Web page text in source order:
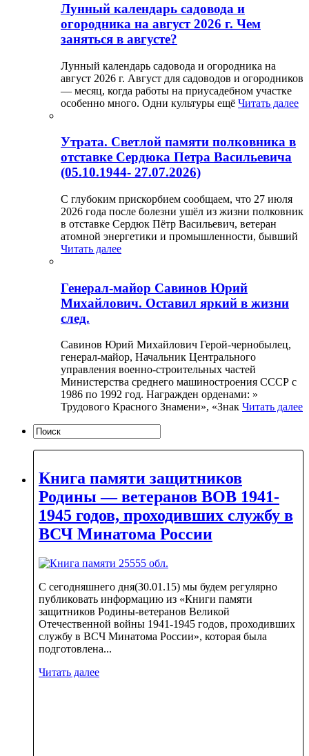
Лунный календарь садовода и
огородника на август 2026 г. Чем
заняться в августе?
Лунный календарь садовода и огородника на
август 2026 г. Август для садоводов и огородников
— месяц, когда работы на приусадебном участке
особенно много. Одни культуры ещё Читать далее
Утрата. Светлой памяти полковника в
отставке Сердюка Петра Васильевича
(05.10.1944- 27.07.2026)
С глубоким прискорбием сообщаем, что 27 июля
2026 года после болезни ушёл из жизни полковник
в отставке Сердюк Пётр Васильевич, ветеран
атомной энергетики и промышленности, бывший
Читать далее
Генерал-майор Савинов Юрий
Михайлович. Оставил яркий в жизни
след.
Савинов Юрий Михайлович Герой-чернобылец,
генерал-майор, Начальник Центрального
управления военно-строительных частей
Министерства среднего машиностроения СССР с
1986 по 1992 год. Награжден орденами: »
Трудового Красного Знамени», «Знак Читать далее
Книга памяти защитников
Родины — ветеранов ВОВ 1941-
1945 годов, проходивших службу в
ВСЧ Минатома России
С сегодняшнего дня(30.01.15) мы будем регулярно
публиковать информацию из «Книги памяти
защитников Родины-ветеранов Великой
Отечественной войны 1941-1945 годов, проходивших
службу в ВСЧ Минатома России», которая была
подготовлена...
Читать далее